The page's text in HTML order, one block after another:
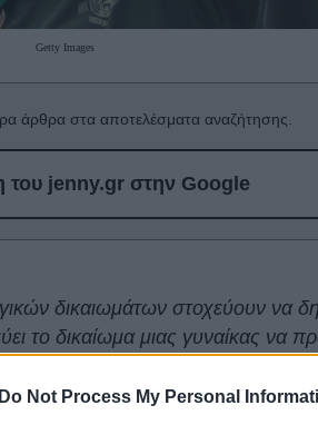
Do Not Process My Personal
Getty Images
άρθρα στα αποτελέσματα αναζήτησης.
του jenny.gr στην Google
δικαιωμάτων στοχεύουν να
το δικαίωμα μιας γυναίκας να
στην